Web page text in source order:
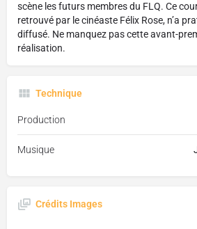
scène les futurs membres du FLQ. Ce
retrouvé par le cinéaste Félix Rose, n’a
diffusé. Ne manquez pas cette avant-
réalisation.
Technique
Production
Musique
Crédits Images